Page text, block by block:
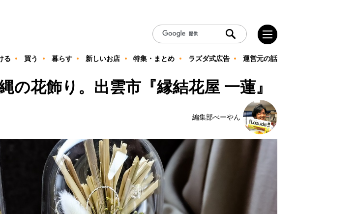
る 買う 暮らす 新しいお店 特集・まとめ ラズダ式広告 運営元の話
花飾り。出雲市『縁結花屋 一蓮』
編集部べーやん